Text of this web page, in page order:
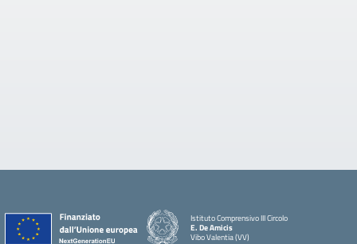
Istituto Comprensivo III Circolo
E. De Amicis
Vibo Valentia (VV)